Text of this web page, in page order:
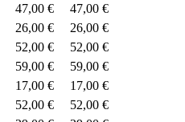
47,00 €
47,00 €
26,00 €
26,00 €
52,00 €
52,00 €
59,00 €
59,00 €
17,00 €
17,00 €
52,00 €
52,00 €